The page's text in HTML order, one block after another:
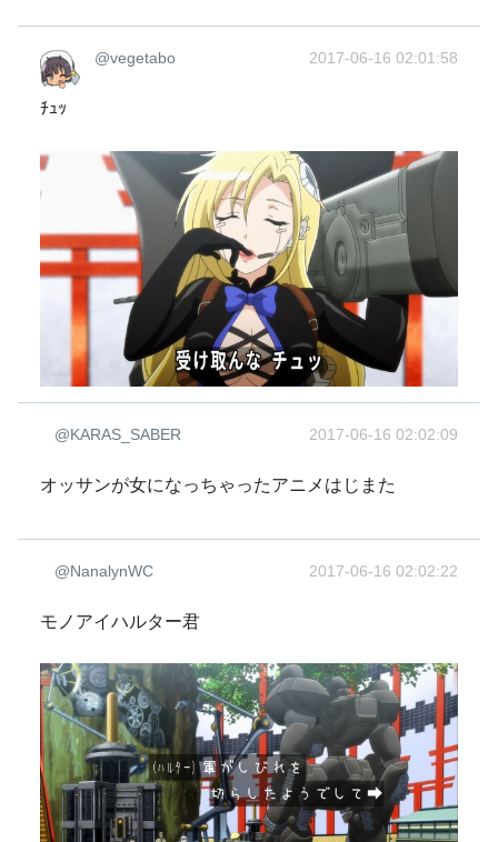
@vegetabo 2017-06-16 02:01:58
ﾁｭｯ
@KARAS_SABER 2017-06-16 02:02:09
オッサンが女になっちゃったアニメはじまた
@NanalynWC 2017-06-16 02:02:22
モノアイハルター君